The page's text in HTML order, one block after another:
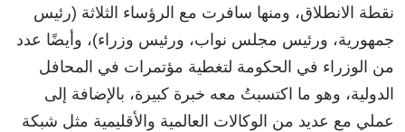
نقطة الانطلاق، ومنها سافرت مع الرؤساء الثلاثة (رئيس
جمهورية، ورئيس مجلس نواب، ورئيس وزراء)، وأيضًا عدد
من الوزراء في الحكومة لتغطية مؤتمرات في المحافل
الدولية، وهو ما اكتسبتُ معه خبرة كبيرة، بالإضافة إلى
عملي مع عديد من الوكالات العالمية والأقليمية مثل شبكة